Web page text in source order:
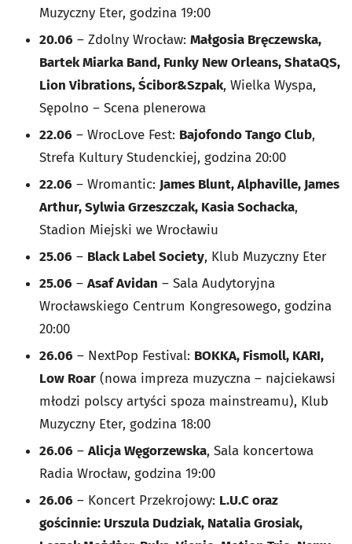
Muzyczny Eter, godzina 19:00
20.06 – Zdolny Wrocław: Małgosia Bręczewska,
Bartek Miarka Band, Funky New Orleans, ShataQS,
Lion Vibrations, Ścibor&Szpak, Wielka Wyspa,
Sępolno – Scena plenerowa
22.06 – WrocLove Fest: Bajofondo Tango Club,
Strefa Kultury Studenckiej, godzina 20:00
22.06 – Wromantic: James Blunt, Alphaville, James
Arthur, Sylwia Grzeszczak, Kasia Sochacka,
Stadion Miejski we Wrocławiu
25.06 – Black Label Society, Klub Muzyczny Eter
25.06 – Asaf Avidan – Sala Audytoryjna
Wrocławskiego Centrum Kongresowego, godzina
20:00
26.06 – NextPop Festival: BOKKA, Fismoll, KARI,
Low Roar (nowa impreza muzyczna – najciekawsi
młodzi polscy artyści spoza mainstreamu), Klub
Muzyczny Eter, godzina 18:00
26.06 – Alicja Węgorzewska, Sala koncertowa
Radia Wrocław, godzina 19:00
26.06 – Koncert Przekrojowy: L.U.C oraz
gościnnie: Urszula Dudziak, Natalia Grosiak,